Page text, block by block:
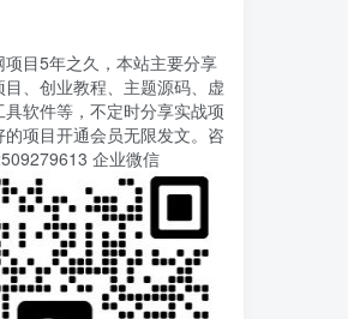
目，一部手机轻松日赚
50+的项目 只需动动手指下
载安装app即可获取高额收
益
9天前 769
7 自媒体代发文章项目 一
个账号一天可赚50+ 只需动
动手发布文章即可赚米
9天前
8
AI漫剧风口来了！Ks全
程托管模式，零成本躺赚
528
项目5年之久，本站主要分享
、创业教程、主题源码、虚
软件等，不定时分享实战项
的项目开通会员无限发文。咨
企业微信